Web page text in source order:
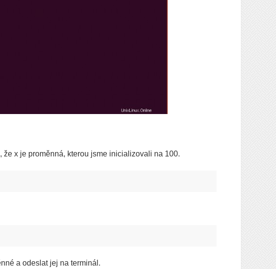
x je proměnná, kterou jsme inicializovali na 100.
a odeslat jej na terminál.